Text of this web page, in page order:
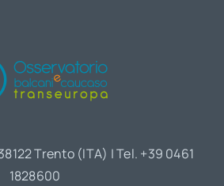
Trento (ITA) | Tel. +39 0461
1828600